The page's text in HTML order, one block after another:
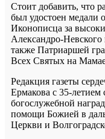
Стоит добавить, что
был удостоен медали
Иконописца за
Александро-Невского
также Патриаршей
Всех Святых на
Редакция газеты
Ермакова с 35-
богослужебной
помощи Божией в
Церкви и